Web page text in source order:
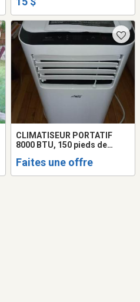
CLIMATISEUR PORTATIF
8000 BTU, 150 pieds de
Faites une offre